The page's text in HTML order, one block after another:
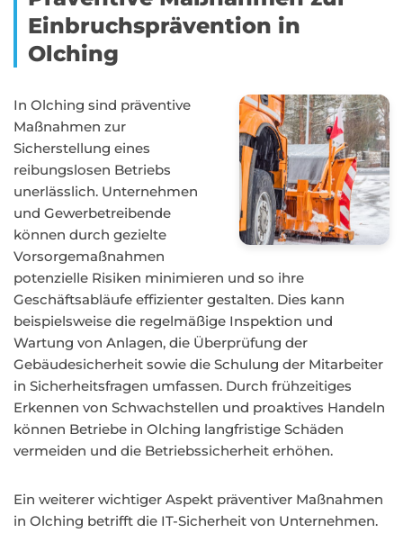
Einbruchsprävention in
Olching
In Olching sind präventive
Maßnahmen zur
Sicherstellung eines
reibungslosen Betriebs
unerlässlich. Unternehmen
und Gewerbetreibende
können durch gezielte
Vorsorgemaßnahmen
potenzielle Risiken minimieren und so ihre
Geschäftsabläufe effizienter gestalten. Dies kann
beispielsweise die regelmäßige Inspektion und
Wartung von Anlagen, die Überprüfung der
Gebäudesicherheit sowie die Schulung der Mitarbeiter
in Sicherheitsfragen umfassen. Durch frühzeitiges
Erkennen von Schwachstellen und proaktives Handeln
können Betriebe in Olching langfristige Schäden
vermeiden und die Betriebssicherheit erhöhen.
Ein weiterer wichtiger Aspekt präventiver Maßnahmen
in Olching betrifft die IT-Sicherheit von Unternehmen.